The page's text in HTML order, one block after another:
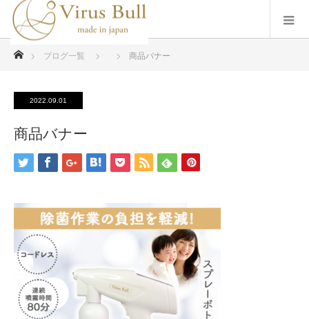
ブログ一覧 商品バナー
2022.09.01
商品バナー